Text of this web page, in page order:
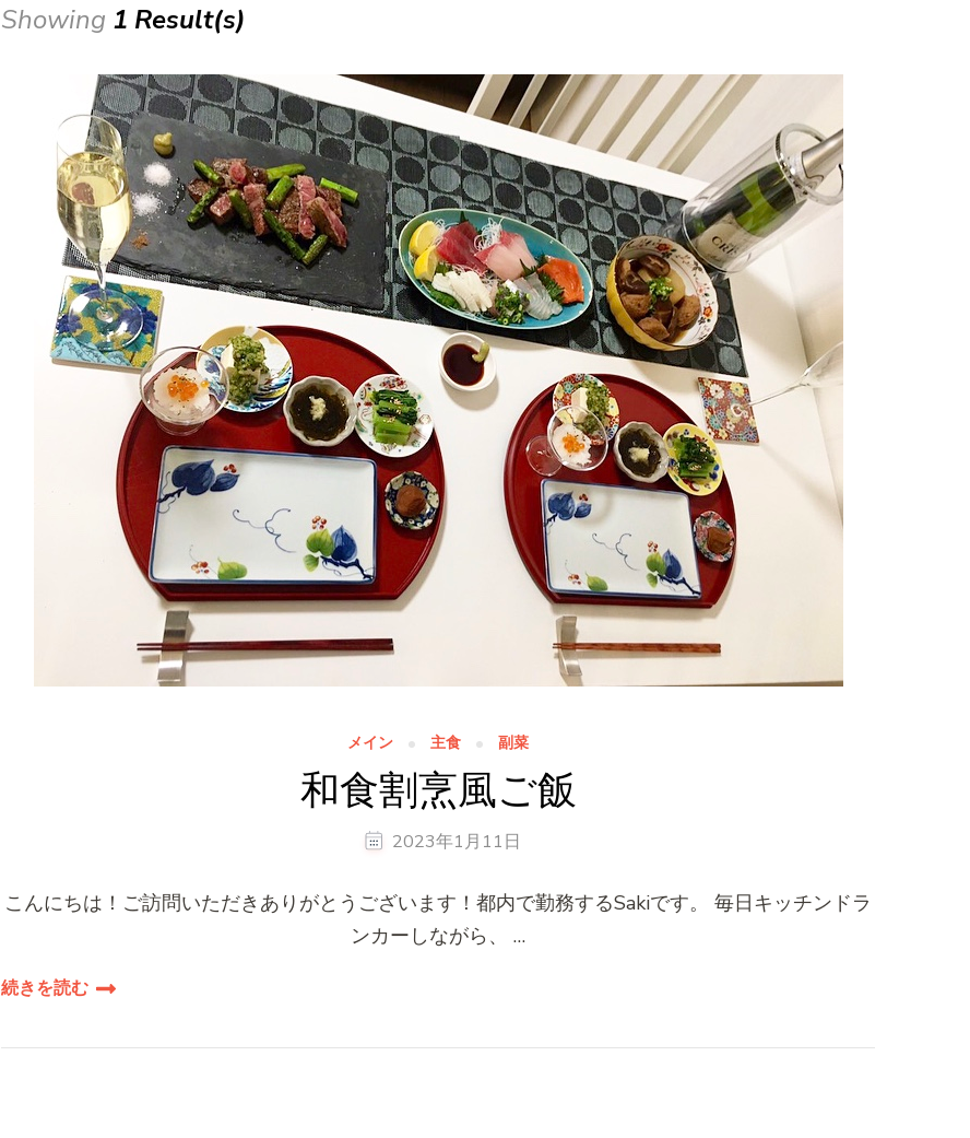
Showing 1 Result(s)
メイン 主食 副菜
和食割烹風ご飯
2023年1月11日
こんにちは！ご訪問いただきありがとうございます！都内で勤務するSakiです。 毎日キッチンドラ
ンカーしながら、 …
続きを読む